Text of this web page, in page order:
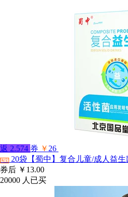
返 2.574 券 ￥ 26
淘宝
20袋【蜀中】复合儿童/成人益
券后 ￥13.00
20000 人已买